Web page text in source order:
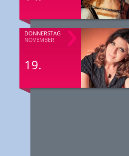
DONNERSTAG
NOVEMBER
19.